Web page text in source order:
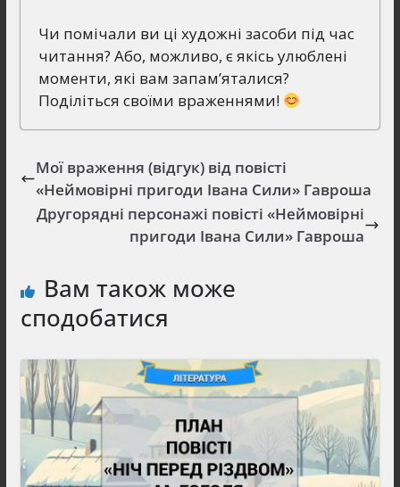
Чи помічали ви ці художні засоби під час
читання? Або, можливо, є якісь улюблені
моменти, які вам запам’яталися?
Поділіться своїми враженнями!
Мої враження (відгук) від повісті
«Неймовірні пригоди Івана Сили» Гавроша
Другорядні персонажі повісті «Неймовірні
пригоди Івана Сили» Гавроша
Вам також може
сподобатися